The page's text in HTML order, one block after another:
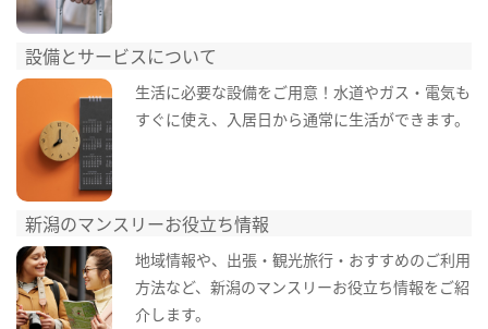
設備とサービスについて
生活に必要な設備をご用意！水道やガス・電気も
すぐに使え、入居日から通常に生活ができます。
新潟のマンスリーお役立ち情報
地域情報や、出張・観光旅行・おすすめのご利用
方法など、新潟のマンスリーお役立ち情報をご紹
介します。